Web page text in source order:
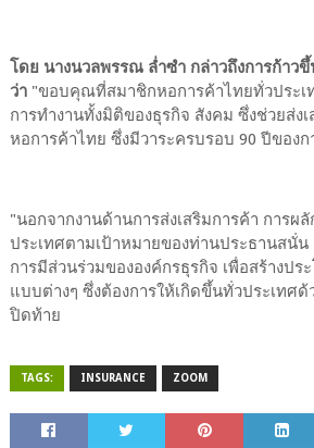
โดย นางนวลพรรณ ล่ำซำ กล่าวถึงการก้า
ว่า "ขอบคุณที่สมาชิกหอการค้าไทยทั่วประเ
การทำงานทั้งมิติของธุรกิจ สังคม ซึ่งช่วยส่ง
หอการค้าไทย ซึ่งมีวาระครบรอบ 90 ปีของ
"นอกจากงานด้านการส่งเสริมการค้า การผ
ประเทศตามเป้าหมายของท่านประธานสนั่น
การมีส่วนร่วมขององค์กรธุรกิจ เพื่อสร้างปร
แบบต่างๆ ซึ่งต้องการให้เกิดขึ้นทั่วประเทศ
ปิดท้าย
TAGS: INSURANCE ZOOM